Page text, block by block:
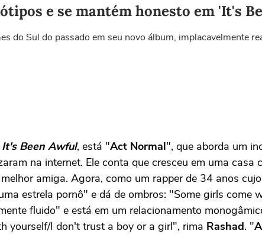
e se mantém honesto em 'It's
do Sul do passado em seu novo álbum, implacavelmente
It's Been Awful, está "Act Normal", que aborda um
na internet. Ele conta que cresceu em uma
amiga. Agora, como um rapper de 34 anos
estrela pornô" e dá de ombros: "Some girls
fluido" e está em um relacionamento
yourself/I don't trust a boy or a girl", rima Rashad. "